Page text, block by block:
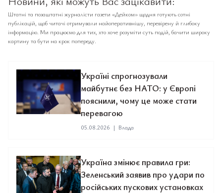
Штатні та позаштатні журналісти газети «Дейком» щодня готують сотні
публікацій, щоб читачі отримували найоперативнішу, перевірену й глибоку
інформацію. Ми працюємо для тих, хто хоче розуміти суть подій, бачити широку
картину та бути на крок попереду.
Україні спрогнозували
майбутнє без НАТО: у Європі
пояснили, чому це може стати
перевагою
05.08.2026 | Влада
Україна змінює правила гри:
Зеленський заявив про удари по
російських пускових установках